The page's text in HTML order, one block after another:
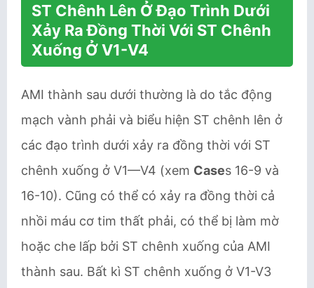
ST Chênh Lên Ở Đạo Trình Dưới
Xảy Ra Đồng Thời Với ST Chênh
Xuống Ở V1-V4
AMI thành sau dưới thường là do tắc động
mạch vành phải và biểu hiện ST chênh lên ở
các đạo trình dưới xảy ra đồng thời với ST
chênh xuống ở V1—V4 (xem Cases 16-9 và
16-10). Cũng có thể có xảy ra đồng thời cả
nhồi máu cơ tim thất phải, có thể bị làm mờ
hoặc che lấp bởi ST chênh xuống của AMI
thành sau. Bất kì ST chênh xuống ở V1-V3